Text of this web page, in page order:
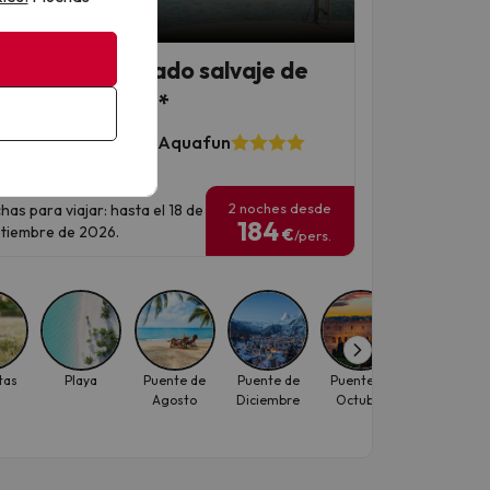
de Gata: el lado salvaje de
en hotel 4*
Cabo de Gata Aquafun
para viajar: hasta el 18 de
de 2026.
2 noches desde
184€/pers.
Playa
Puente de
Agosto
Puente de
Diciembre
Puente de
Octubre